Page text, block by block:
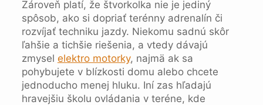
Zároveň platí, že štvorkolka nie je jediný
spôsob, ako si dopriať terénny adrenalín či
rozvíjať techniku jazdy. Niekomu sadnú skôr
ľahšie a tichšie riešenia, a vtedy dávajú
zmysel elektro motorky, najmä ak sa
pohybujete v blízkosti domu alebo chcete
jednoducho menej hluku. Iní zas hľadajú
hravejšiu školu ovládania v teréne, kde